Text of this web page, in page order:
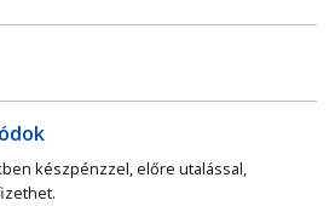
készpénzzel, előre utalással,
is fizethet.